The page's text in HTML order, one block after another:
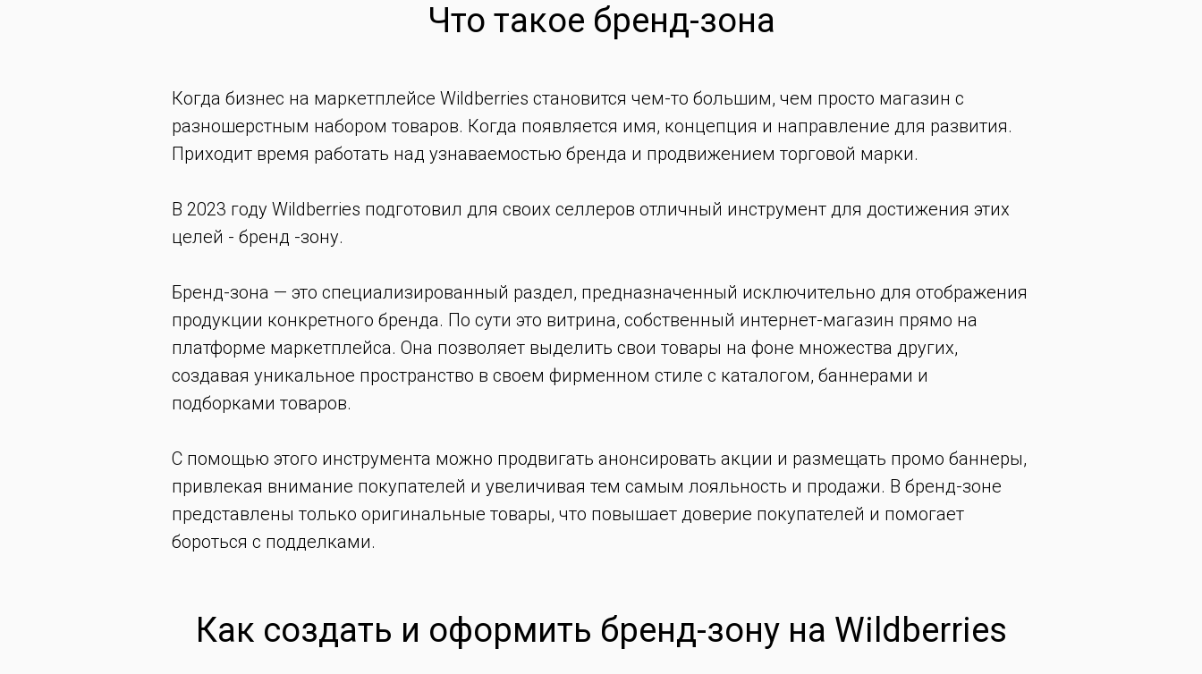
Что такое бренд-зона
Когда бизнес на маркетплейсе Wildberries становится чем-то большим, чем просто магазин с
разношерстным набором товаров. Когда появляется имя, концепция и направление для развития.
Приходит время работать над узнаваемостью бренда и продвижением торговой марки.
В 2023 году Wildberries подготовил для своих селлеров отличный инструмент для достижения этих
целей - бренд -зону.
Бренд-зона — это специализированный раздел, предназначенный исключительно для отображения
продукции конкретного бренда. По сути это витрина, собственный интернет-магазин прямо на
платформе маркетплейса. Она позволяет выделить свои товары на фоне множества других,
создавая уникальное пространство в своем фирменном стиле с каталогом, баннерами и
подборками товаров.
С помощью этого инструмента можно продвигать анонсировать акции и размещать промо баннеры,
привлекая внимание покупателей и увеличивая тем самым лояльность и продажи. В бренд-зоне
представлены только оригинальные товары, что повышает доверие покупателей и помогает
бороться с подделками.
Как создать и оформить бренд-зону на Wildberries